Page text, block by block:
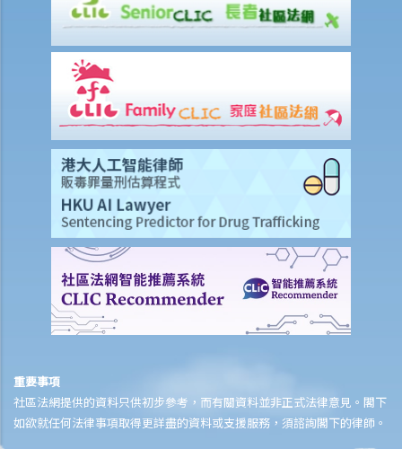
如何安排支付工傷賠償？
若然我不能與僱主和平地解決工傷賠償問題，將案件呈交法院的時限是
若然我對條例所給予的補償感到不滿，或者我認為僱主忽略了應有的安
全措施，我可否進一步提出申索？
人壽保險
受保人已失蹤了數年，其保單受益人可否向保險公司索取死亡賠償？
在處理索償時，保險公司會否接受中醫發出的醫療報告 / 醫生紙？
如果我的保單已經失效，但我重新繳交保費以嘗試令保單「復效」。我
可否在這段期間向保險公司索償？
我為同一項目（如住院或家居意外）購買了數份保險。我可否從所有保
單索取全數保額，或只可索取實際開支或損失？人壽保險的死亡賠償會
醫療保險
在處理索償時，保險公司會否接受中醫發出的醫療報告 / 醫生紙？
重要事項
社區法網提供的資料只供初步參考，而有關資料並非正式法律意見。閣下
如欲就任何法律事項取得更詳盡的資料或支援服務，須諮詢閣下的律師。